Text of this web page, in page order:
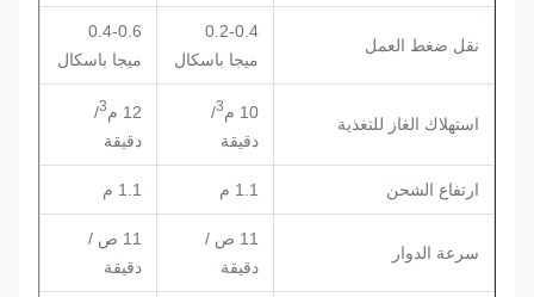
نقل ضغط العمل
0.2-0.4
ميجا باسكال
0.4-0.6
ميجا باسكال
استهلاك الغاز للتغذية
3
/
3
/
ارتفاع الشحن
سرعة الدوار
11 ص /
11 ص /